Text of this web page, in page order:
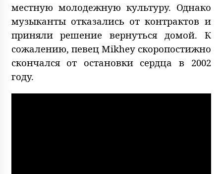
местную молодежную культуру. Однако
музыканты отказались от контрактов и
приняли решение вернуться домой. К
сожалению, певец Mikhey скоропостижно
скончался от остановки сердца в 2002
году.